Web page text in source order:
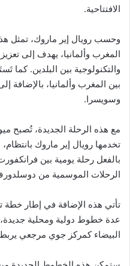
الافتتاحية.
وحسب رويال إير ماروك، تمثل
المغرب وألمانيا، يهدف إلى تعزيز
والتكنولوجية بين البلدين. كما
بين المغرب وألمانيا، بالإضافة
وسويسرا.
مع هذه الرحلة الجديدة، تُصبح
تخدمها رويال إير ماروك
بالفعل رحلة يومية بين
الرحلات الموسمية من
تأتي هذه الإضافة في إطار خطة
عدة خطوط دولية ومحلية جديدة،
البيضاء كمركز جوي مرجعي يربط